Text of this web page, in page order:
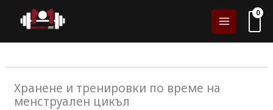
Хранене и тренировки по време на
менструален цикъл